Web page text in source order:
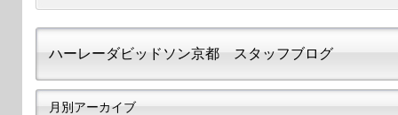
ハーレーダビッドソン京都 スタッフブログ
月別アーカイブ